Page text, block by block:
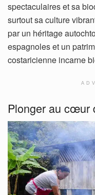
spectaculaires et sa
surtout sa culture
par un héritage
espagnoles et un
costaricienne incarne
Plonger au cœur